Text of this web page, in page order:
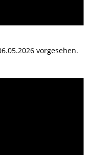
vorgesehen.